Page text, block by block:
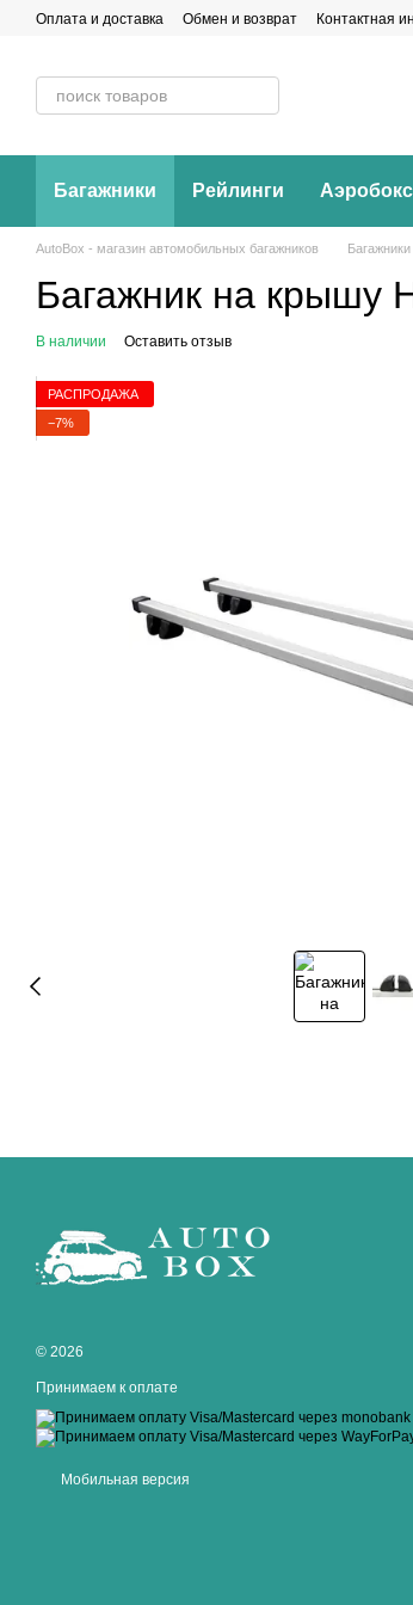
Перейти к основному контенту
Оплата и доставка Обмен и возврат Контактная
Багажники Рейлинги
AutoBox - магазин автомобильных багажников Багажники
Багажник на крышу
В наличии Оставить отзыв
РАСПРОДАЖА
−7%
© 2026
Принимаем к оплате
Мобильная версия